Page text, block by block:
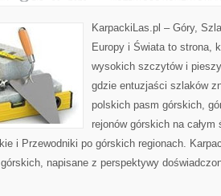
KarpackiLas.pl – Góry,
Europy i Świata to strona,
wysokich szczytów i
gdzie entuzjaści szlaków
polskich pasm górskich,
rejonów górskich na
i Przewodniki po górskich regionach.
napisane z perspektywy